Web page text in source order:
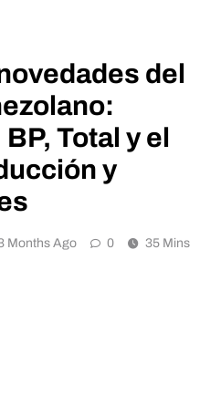
del
Total y el
y
Months Ago 0 35 Mins